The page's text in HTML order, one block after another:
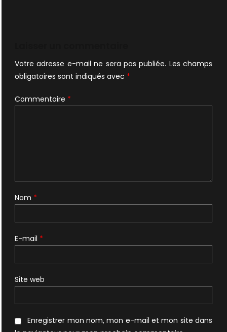
Votre adresse e-mail ne sera pas publiée. Les champs
obligatoires sont indiqués avec *
Commentaire *
Nom *
E-mail *
Site web
Enregistrer mon nom, mon e-mail et mon site dans